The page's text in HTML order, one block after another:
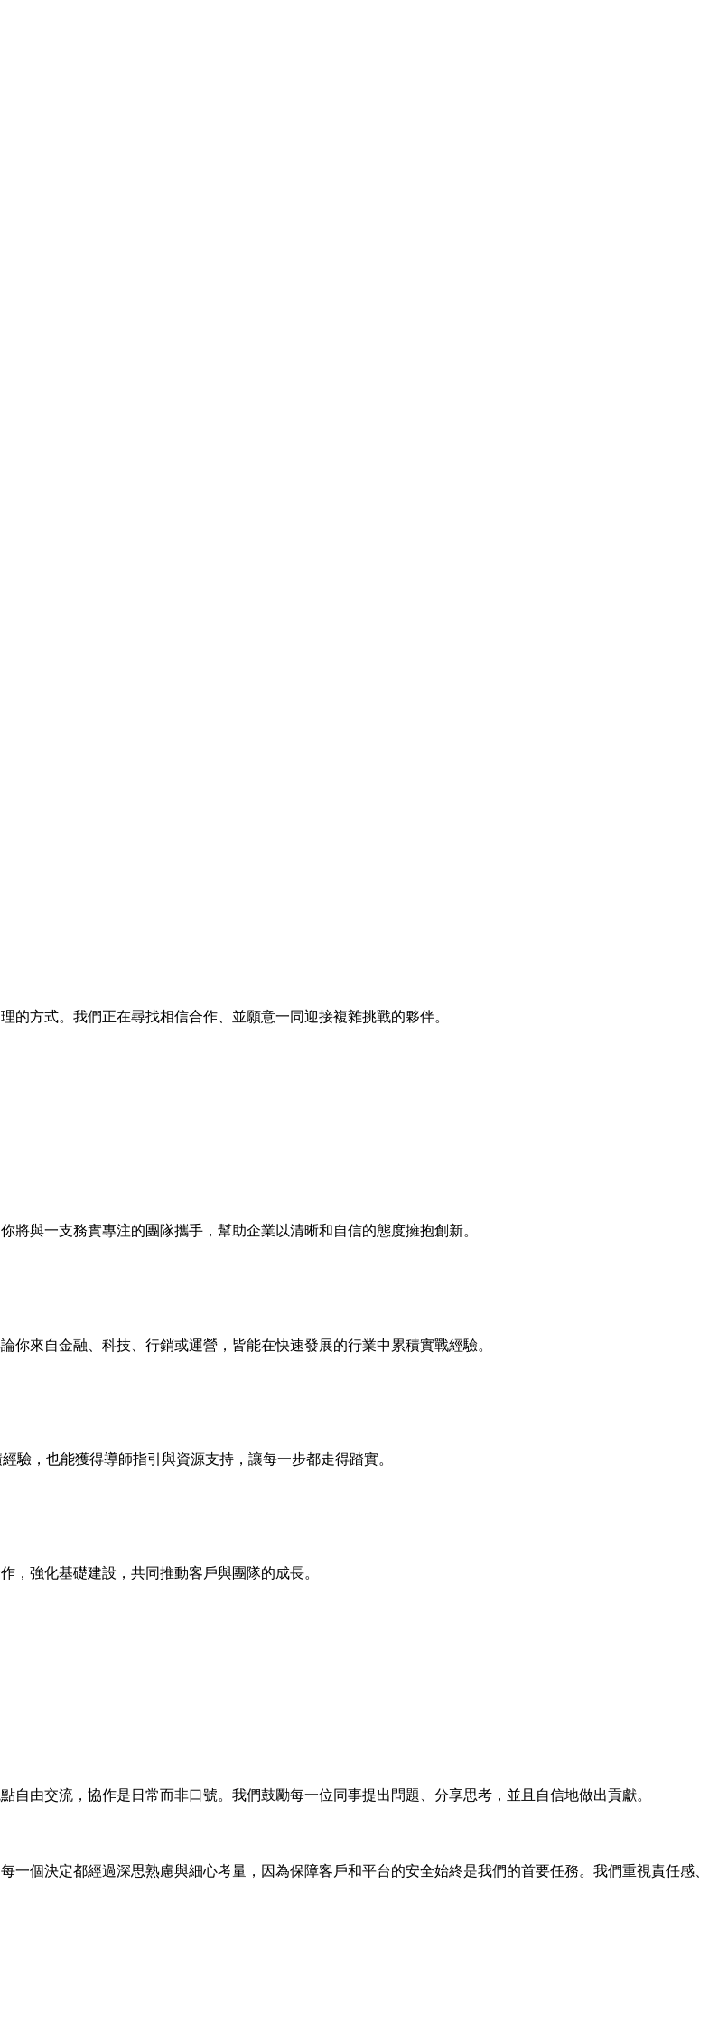
的方式。我們正在尋找相信合作、並願意一同迎接複雜挑戰的夥伴。
將與一支務實專注的團隊攜手，幫助企業以清晰和自信的態度擁抱創新。
你來自金融、科技、行銷或運營，皆能在快速發展的行業中累積實戰經驗。
驗，也能獲得導師指引與資源支持，讓每一步都走得踏實。
，強化基礎建設，共同推動客戶與團隊的成長。
由交流，協作是日常而非口號。我們鼓勵每一位同事提出問題、分享思考，並且自信地做出貢獻。
一個決定都經過深思熟慮與細心考量，因為保障客戶和平台的安全始終是我們的首要任務。我們重視責任感、